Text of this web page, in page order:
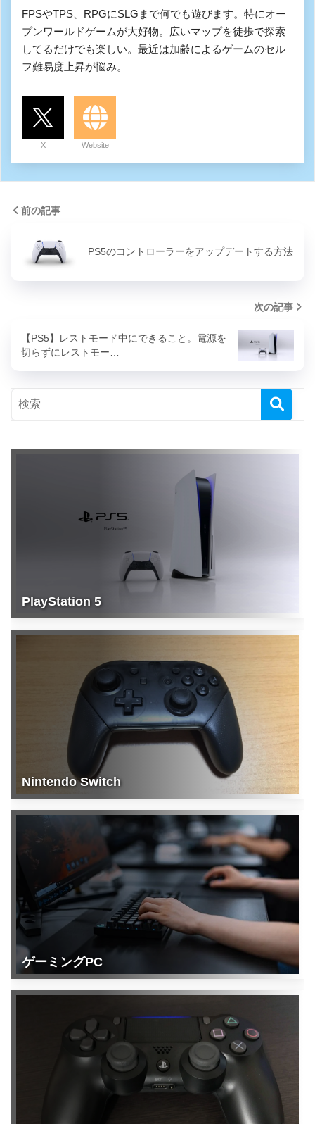
FPSやTPS、RPGにSLGまで何でも遊びます。特にオー
プンワールドゲームが大好物。広いマップを徒歩で探索
してるだけでも楽しい。最近は加齢によるゲームのセル
フ難易度上昇が悩み。
X Website
前の記事
PS5のコントローラーをアップデートする方法
次の記事
【PS5】レストモード中にできること。電源を
切らずにレストモー…
PlayStation 5
Nintendo Switch
ゲーミングPC